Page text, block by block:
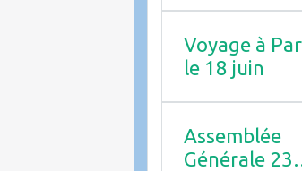
Voyage à
le 18 juin
Assemblée
Générale 23